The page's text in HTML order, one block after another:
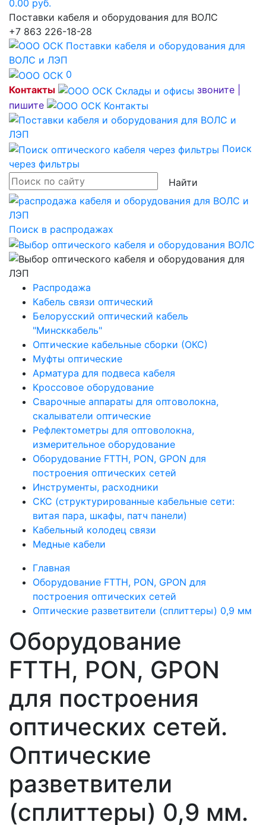
0.00 руб.
Поставки кабеля и оборудования для ВОЛС
+7 863 226-18-28
0
Контакты
звоните |
пишите
Поиск
через фильтры
Найти
Поиск в распродажах
Распродажа
Кабель связи оптический
Белорусский оптический кабель
"Минсккабель"
Оптические кабельные сборки (ОКС)
Муфты оптические
Арматура для подвеса кабеля
Кроссовое оборудование
Сварочные аппараты для оптоволокна,
скалыватели оптические
Рефлектометры для оптоволокна,
измерительное оборудование
Оборудование FTTH, PON, GPON для
построения оптических сетей
Инструменты, расходники
СКС (структурированные кабельные сети: ​
витая пара, шкафы, патч панели)
Кабельный колодец связи
Медные кабели
Главная
Оборудование FTTH, PON, GPON для
построения оптических сетей
Оптические разветвители (сплиттеры) 0,9 мм
Оборудование
FTTH, PON, GPON
для построения
оптических сетей.
Оптические
разветвители
(сплиттеры) 0,9 мм.